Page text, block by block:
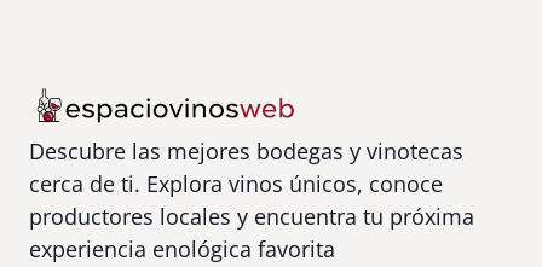
Descubre las mejores bodegas y vinotecas
cerca de ti. Explora vinos únicos, conoce
productores locales y encuentra tu próxima
experiencia enológica favorita